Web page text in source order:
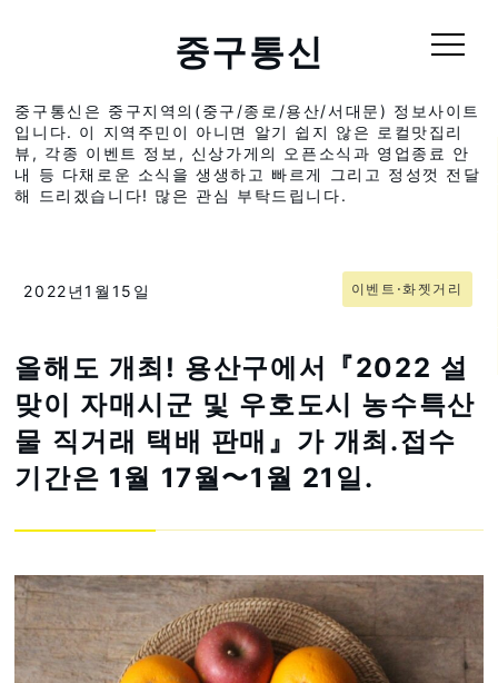
중구통신
중구통신은 중구지역의(중구/종로/용산/서대문) 정보사이트
입니다. 이 지역주민이 아니면 알기 쉽지 않은 로컬맛집리
뷰, 각종 이벤트 정보, 신상가게의 오픈소식과 영업종료 안
내 등 다채로운 소식을 생생하고 빠르게 그리고 정성껏 전달
해 드리겠습니다! 많은 관심 부탁드립니다.
2022년1월15일 이벤트⋅화젯거리
올해도 개최! 용산구에서『2022 설
맞이 자매시군 및 우호도시 농수특산
물 직거래 택배 판매』가 개최.접수
기간은 1월 17월〜1월 21일.